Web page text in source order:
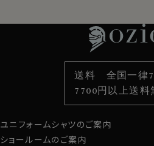
色から選ぶ
スタイルから選ぶ
定番シャツ
財布・名刺入れ
グローブ
ユニフォームシャツのご案内
ショールームのご案内
送料 全国一律
7700円以上送料